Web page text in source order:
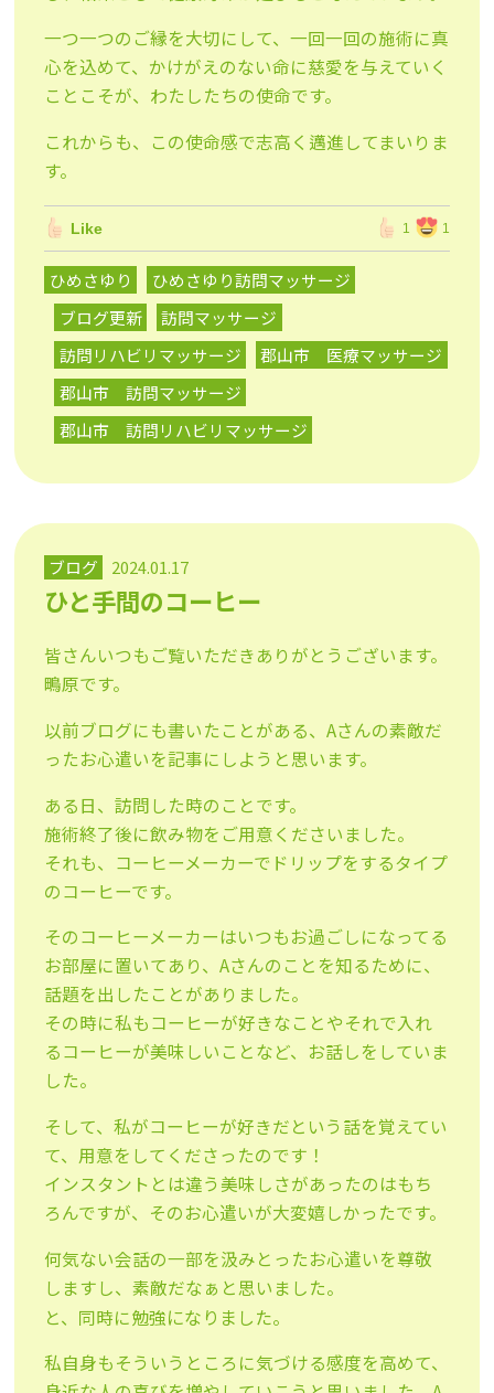
一つ一つのご縁を大切にして、一回一回の施術に真
心を込めて、かけがえのない命に慈愛を与えていく
ことこそが、わたしたちの使命です。
これからも、この使命感で志高く邁進してまいりま
す。
Like 1 1
ひめさゆり
ひめさゆり訪問マッサージ
ブログ更新
訪問マッサージ
訪問リハビリマッサージ
郡山市 医療マッサージ
郡山市 訪問マッサージ
郡山市 訪問リハビリマッサージ
ブログ 2024.01.17
ひと手間のコーヒー
皆さんいつもご覧いただきありがとうございます。
鴫原です。
以前ブログにも書いたことがある、Aさんの素敵だ
ったお心遣いを記事にしようと思います。
ある日、訪問した時のことです。
施術終了後に飲み物をご用意くださいました。
それも、コーヒーメーカーでドリップをするタイプ
のコーヒーです。
そのコーヒーメーカーはいつもお過ごしになってる
お部屋に置いてあり、Aさんのことを知るために、
話題を出したことがありました。
その時に私もコーヒーが好きなことやそれで入れ
るコーヒーが美味しいことなど、お話しをしていま
した。
そして、私がコーヒーが好きだという話を覚えてい
て、用意をしてくださったのです！
インスタントとは違う美味しさがあったのはもち
ろんですが、そのお心遣いが大変嬉しかったです。
何気ない会話の一部を汲みとったお心遣いを尊敬
しますし、素敵だなぁと思いました。
と、同時に勉強になりました。
私自身もそういうところに気づける感度を高めて、